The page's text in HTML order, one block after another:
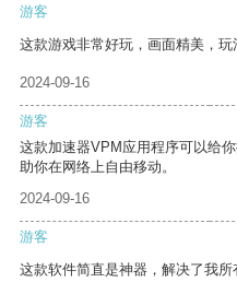
游客
这款游戏非常好玩，画面精美，玩
2024-09-16
游客
这款加速器VPM应用程序可以给
助你在网络上自由移动。
2024-09-16
游客
这款软件简直是神器，解决了我所